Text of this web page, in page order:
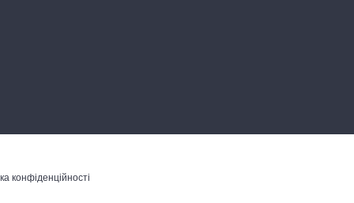
конфіденційності